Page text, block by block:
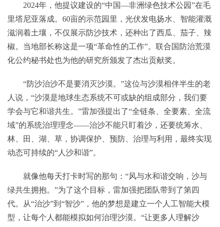
2024年，他提议建设的“中国—非洲绿色技术公园”在毛
里塔尼亚落成。60亩的示范园里，光伏发电扬水、智能灌溉
滋润着土壤，不仅展示防沙技术，还种出了西瓜、茄子、辣
椒。当地部长称这是一项“革命性的工作”。联合国防治荒漠
化公约秘书处也为他的研究所颁发了杰出贡献奖。
“防沙治沙不是要消灭沙漠。”这位与沙漠相伴半生的老
人说，“沙漠是地球生态系统不可或缺的组成部分，我们要
学会与它和谐共生。”雷加强提出了“全链条、全要素、全流
域”的系统治理理念——治沙不能只盯着沙，还要统筹水、
林、田、湖、草，协调保护、预防、治理与利用，最终实现
动态可持续的“人沙和谐”。
就像他每天打卡时写的那句：“风与水和谐交响，沙与
绿共生拥抱。”为了这个目标，雷加强把团队带到了第四
代。从“治沙”到“智沙”，他的梦想是建立一个人工智能大模
型，让每个人都能模拟如何治理沙漠。“让更多人理解沙